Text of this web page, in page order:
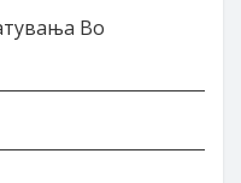
Во